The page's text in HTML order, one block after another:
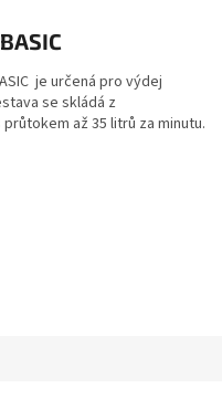
je určená pro výdej
se skládá z
průtokem až 35 litrů za minutu.